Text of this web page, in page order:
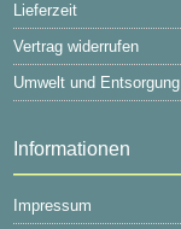
Lieferzeit
Vertrag widerrufen
Umwelt und Entsorgung
Informationen
Impressum